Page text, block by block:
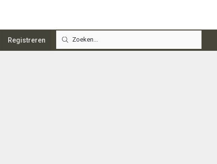
Registreren